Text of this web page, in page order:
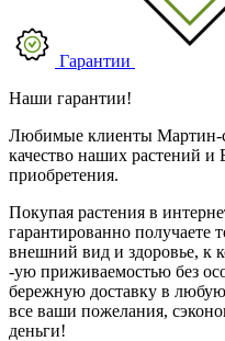
Гарантии
Наши гарантии!
Любимые клиенты Мартин-
качество наших растений и
приобретения.
Покупая растения в
гарантированно получаете
внешний вид и здоровье, к
-ую приживаемостью без
бережную доставку в
все ваши пожелания,
деньги!